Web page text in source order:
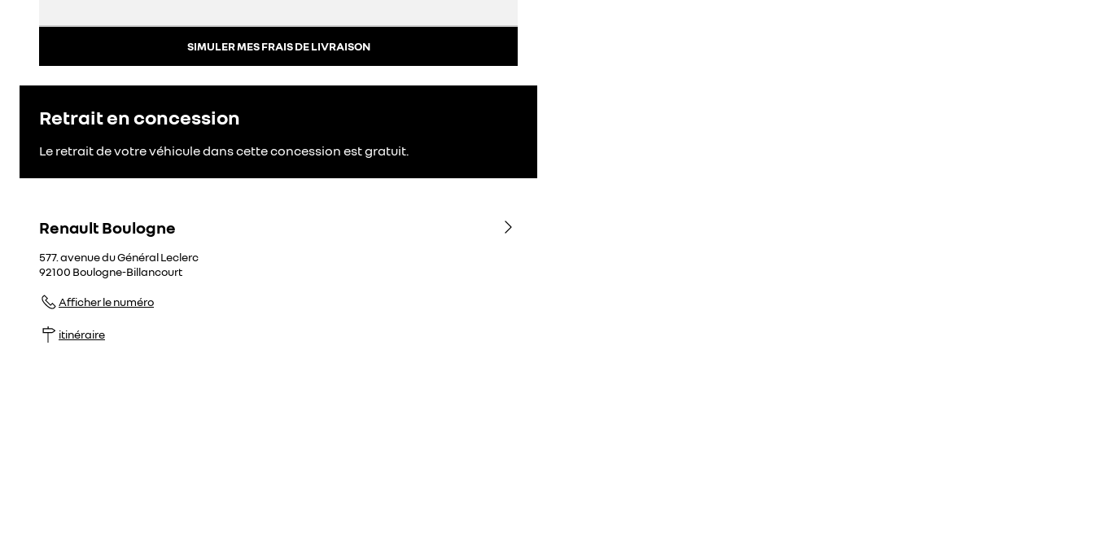
SIMULER MES FRAIS DE LIVRAISON
Retrait en concession
Le retrait de votre véhicule dans cette concession est gratuit.
Renault Boulogne
577. avenue du Général Leclerc
92100 Boulogne-Billancourt
Afficher le numéro
itinéraire